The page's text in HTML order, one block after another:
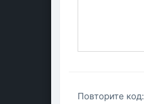
Повторите код: